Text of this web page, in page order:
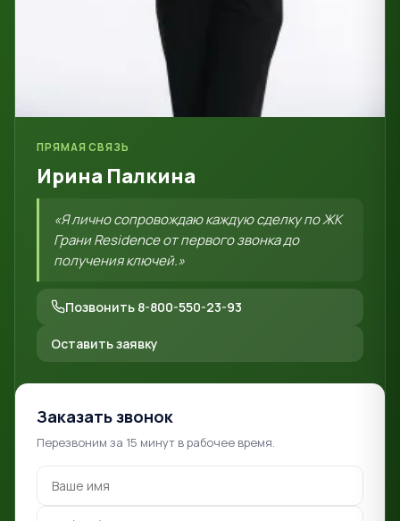
ПРЯМАЯ СВЯЗЬ
Ирина Палкина
«Я лично сопровождаю каждую сделку по ЖК
Грани Residence от первого звонка до
получения ключей.»
Позвонить 8-800-550-23-93
Оставить заявку
Заказать звонок
Перезвоним за 15 минут в рабочее время.